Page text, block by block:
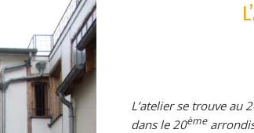
L’atelier se trouve au
dans le 20ème